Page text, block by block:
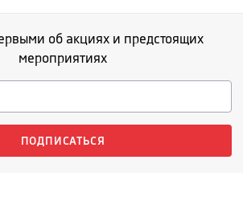
об акциях и предстоящих
мероприятиях
ПОДПИСАТЬСЯ